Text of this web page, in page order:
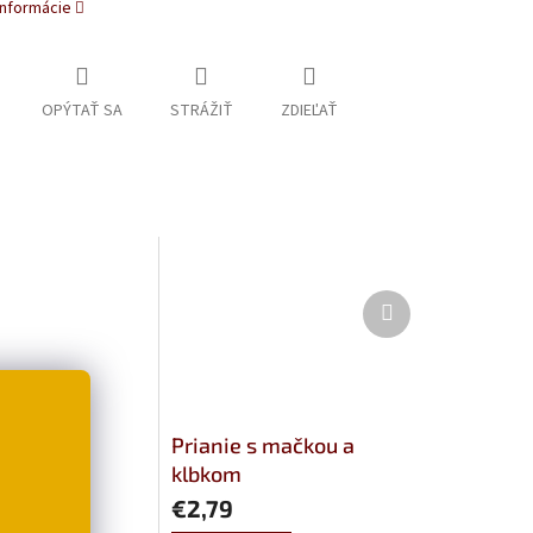
OPÝTAŤ SA STRÁŽIŤ ZDIEĽAŤ
Prianie s mačkou a
klbkom
€2,79
Ďalší
produkt